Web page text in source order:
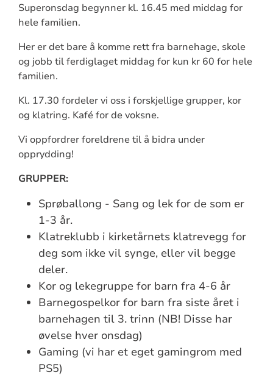
Superonsdag begynner kl. 16.45 med middag for
hele familien.
Her er det bare å komme rett fra barnehage, skole
og jobb til ferdiglaget middag for kun kr 60 for hele
familien.
Kl. 17.30 fordeler vi oss i forskjellige grupper, kor
og klatring. Kafé for de voksne.
Vi oppfordrer foreldrene til å bidra under
opprydding!
GRUPPER:
Sprøballong - Sang og lek for de som er
1-3 år.
Klatreklubb i kirketårnets klatrevegg for
deg som ikke vil synge, eller vil begge
deler.
Kor og lekegruppe for barn fra 4-6 år
Barnegospelkor for barn fra siste året i
barnehagen til 3. trinn (NB! Disse har
øvelse hver onsdag)
Gaming (vi har et eget gamingrom med
PS5)